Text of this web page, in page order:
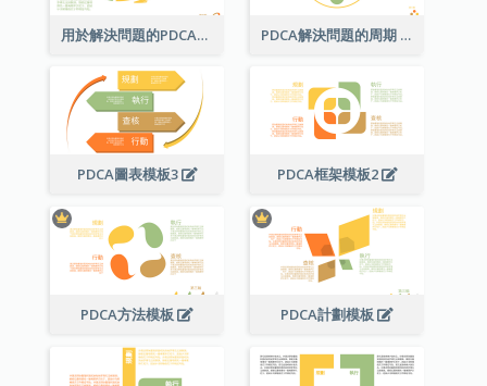
用於解決問題的PDCA圖 PDCA解決問題的周期
PDCA圖表模板3 PDCA框架模板2
PDCA方法模板 PDCA計劃模板